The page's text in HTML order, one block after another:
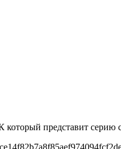
который представит серию